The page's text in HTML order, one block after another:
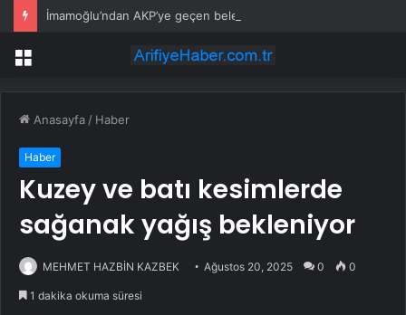
İmamoğlu’ndan AKP’ye geçen belediye başkanlarına tepki
Menü
Anasayfa / Haber
Haber
Kuzey ve batı kesimlerde
sağanak yağış bekleniyor
MEHMET HAZBİN KAZBEK Ağustos 20, 2025 0 0
1 dakika okuma süresi